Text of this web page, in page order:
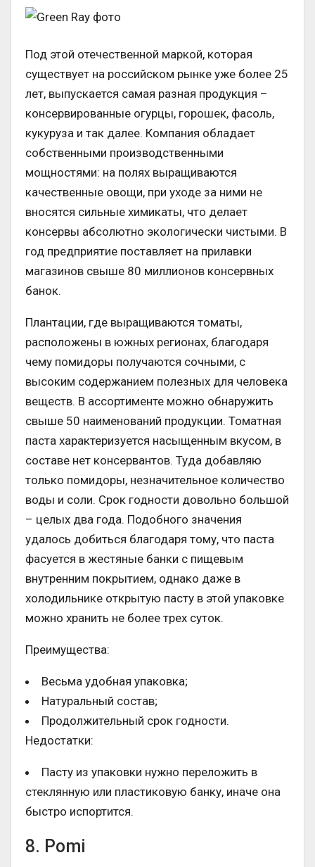
Под этой отечественной маркой, которая
существует на российском рынке уже более 25
лет, выпускается самая разная продукция –
консервированные огурцы, горошек, фасоль,
кукуруза и так далее. Компания обладает
собственными производственными
мощностями: на полях выращиваются
качественные овощи, при уходе за ними не
вносятся сильные химикаты, что делает
консервы абсолютно экологически чистыми. В
год предприятие поставляет на прилавки
магазинов свыше 80 миллионов консервных
банок.
Плантации, где выращиваются томаты,
расположены в южных регионах, благодаря
чему помидоры получаются сочными, с
высоким содержанием полезных для человека
веществ. В ассортименте можно обнаружить
свыше 50 наименований продукции. Томатная
паста характеризуется насыщенным вкусом, в
составе нет консервантов. Туда добавляю
только помидоры, незначительное количество
воды и соли. Срок годности довольно большой
– целых два года. Подобного значения
удалось добиться благодаря тому, что паста
фасуется в жестяные банки с пищевым
внутренним покрытием, однако даже в
холодильнике открытую пасту в этой упаковке
можно хранить не более трех суток.
Преимущества:
Весьма удобная упаковка;
Натуральный состав;
Продолжительный срок годности.
Недостатки:
Пасту из упаковки нужно переложить в
стеклянную или пластиковую банку, иначе она
быстро испортится.
8. Pomi